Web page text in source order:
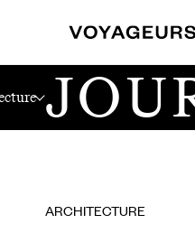
Exceptionnels
ARCHITECTURE